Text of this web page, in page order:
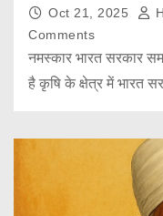
Oct 21, 2025
Comments
नमस्कार भारत सरकार
है कृषि के क्षेत्र में भारत